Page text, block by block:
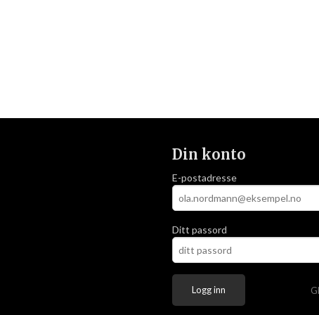
Din konto
E-postadresse
Ditt passord